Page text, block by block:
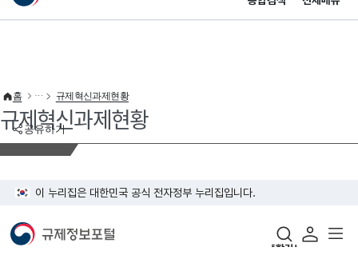
이 누리집은 대한민국 공식 전자정부 누리집입니다.
공유하기
홈 규제혁신과제현황
규제혁신과제현황